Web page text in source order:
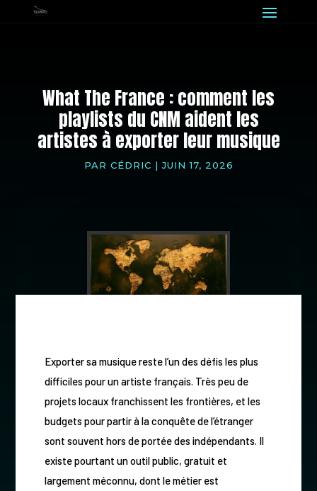
What The France : comment les
playlists du CNM aident les
artistes à exporter leur musique
PAR CÉDRIC |JUIN 17, 2026
Exporter sa musique reste l’un des défis les plus
difficiles pour un artiste français. Très peu de
projets locaux franchissent les frontières, et les
budgets pour partir à la conquête de l’étranger
sont souvent hors de portée des indépendants. Il
existe pourtant un outil public, gratuit et
largement méconnu, dont le métier est